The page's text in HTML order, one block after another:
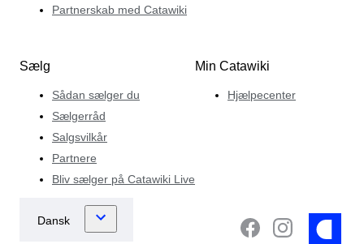
Partnerskab med Catawiki
Sælg
Sådan sælger du
Sælgerråd
Salgsvilkår
Partnere
Bliv sælger på Catawiki Live
Min Catawiki
Hjælpecenter